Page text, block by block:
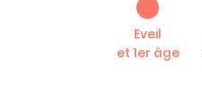
Eveil
et 1er âge